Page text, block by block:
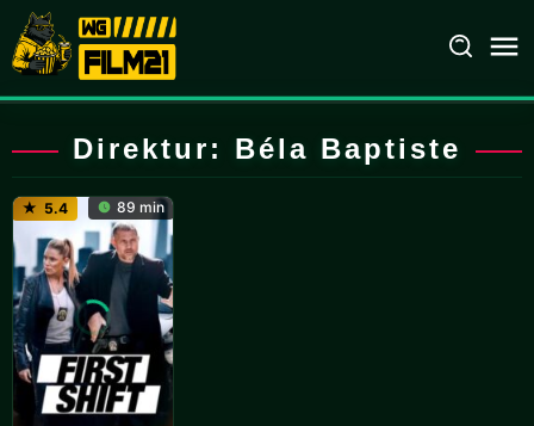
Loncat
ke
konten
Direktur:Béla Baptiste
5.4 89 min